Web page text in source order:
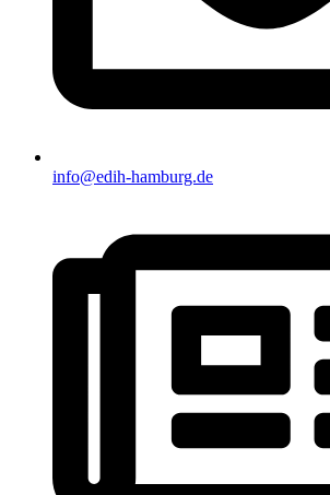
info@edih-hamburg.de